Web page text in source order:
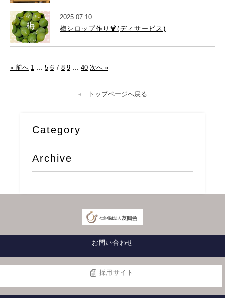
2025.07.10
梅シロップ作り🍹(ディサービス)
« 前へ 1 … 5 6 7 8 9 … 40 次へ »
トップページへ戻る
Category
Archive
お問い合わせ
採用サイト